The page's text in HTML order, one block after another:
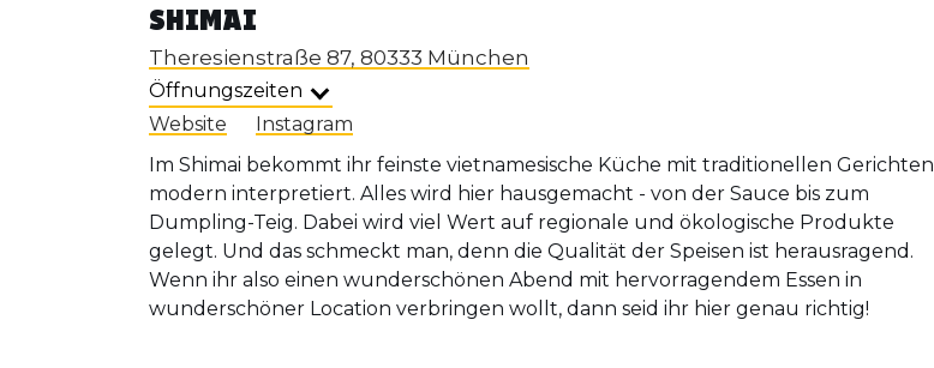
SHIMAI
Theresienstraße 87, 80333 München
Öffnungszeiten
Website
Instagram
Im Shimai bekommt ihr feinste vietnamesische Küche mit traditionellen Gerichten
modern interpretiert. Alles wird hier hausgemacht - von der Sauce bis zum
Dumpling-Teig. Dabei wird viel Wert auf regionale und ökologische Produkte
gelegt. Und das schmeckt man, denn die Qualität der Speisen ist herausragend.
Wenn ihr also einen wunderschönen Abend mit hervorragendem Essen in
wunderschöner Location verbringen wollt, dann seid ihr hier genau richtig!